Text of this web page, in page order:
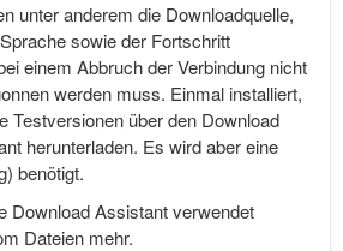
unter anderem die Downloadquelle,
sowie der Fortschritt
einem Abbruch der Verbindung nicht
werden muss. Einmal installiert,
Testversionen über den Download
herunterladen. Es wird aber eine
benötigt.
Download Assistant verwendet
Dateien mehr.